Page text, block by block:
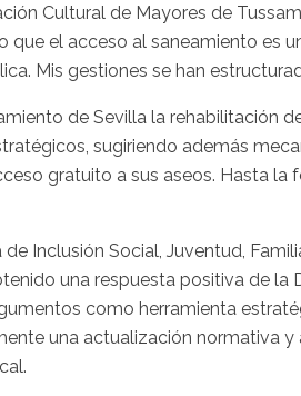
Cultural de Mayores de
el acceso al saneamiento es
Mis gestiones se han
de Sevilla la rehabilitación
sugiriendo además
gratuito a sus aseos. Hasta la
Inclusión Social, Juventud,
una respuesta positiva de la
como herramienta
una actualización normativa y